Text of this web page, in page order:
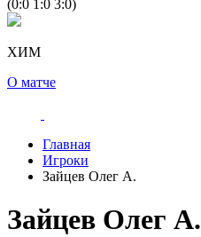
(0:0 1:0 3:0)
ХИМ
О матче
Главная
Игроки
Зайцев Олег А.
Зайцев Олег А.